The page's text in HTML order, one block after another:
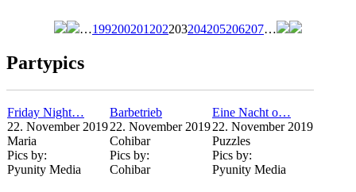
…199200201 202203204205206207…
Partypics
Friday Night…
22. November 2019
Maria
Pics by:
Pyunity Media
Barbetrieb
22. November 2019
Cohibar
Pics by:
Cohibar
Eine Nacht o…
22. November 2019
Puzzles
Pics by:
Pyunity Media